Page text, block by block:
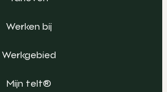
Werken bij
Werkgebied
Mijn telt®